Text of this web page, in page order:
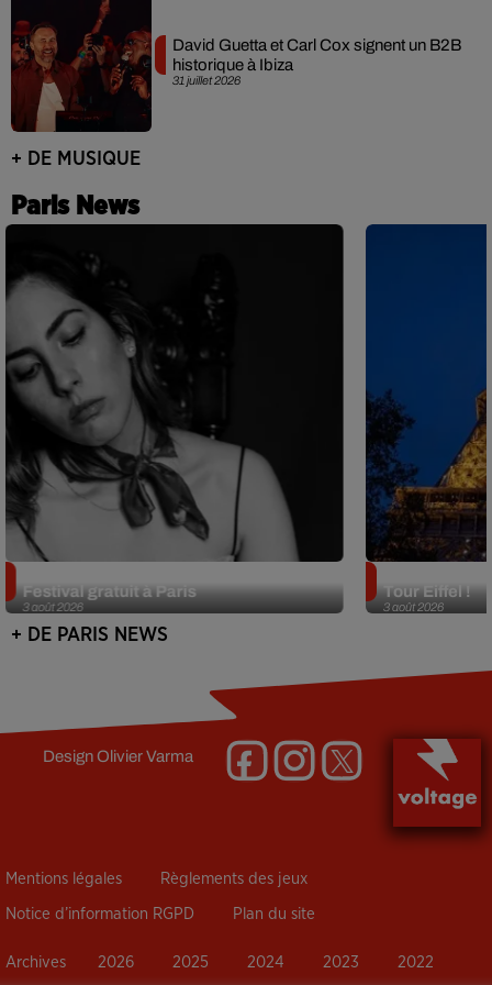
31 juillet 2026
David Guetta et Carl Cox signent un B2B
historique à Ibiza
+ DE MUSIQUE
Paris News
3 août 2026
Festival gratuit à Paris
3 août 2026
Tour Eiffel !
+ DE PARIS NEWS
DesignOlivier Varma
Mentions légales Règlements des jeux
Notice d’information RGPD Plan du site
Archives 2026 2025 2024 2023 2022